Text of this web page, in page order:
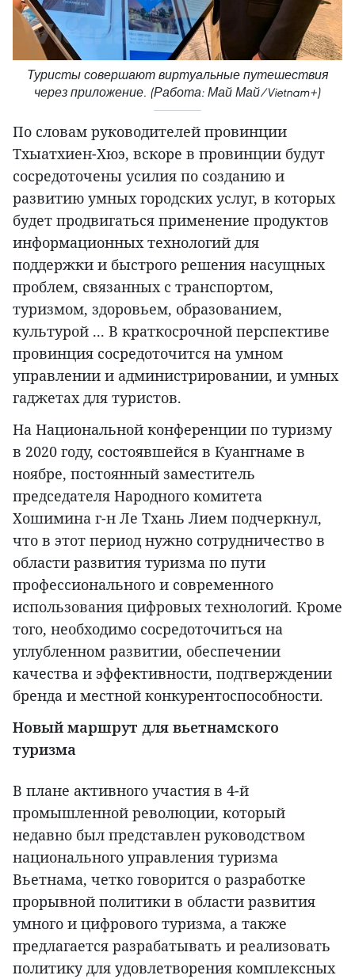
Туристы совершают виртуальные путешествия
через приложение. (Работа: Май Май/Vietnam+)
По словам руководителей провинции
Тхыатхиен-Хюэ, вскоре в провинции будут
сосредоточены усилия по созданию и
развитию умных городских услуг, в которых
будет продвигаться применение продуктов
информационных технологий для
поддержки и быстрого решения насущных
проблем, связанных с транспортом,
туризмом, здоровьем, образованием,
культурой ... В краткосрочной перспективе
провинция сосредоточится на умном
управлении и администрировании, и умных
гаджетах для туристов.
На Национальной конференции по туризму
в 2020 году, состоявшейся в Куангнаме в
ноябре, постоянный заместитель
председателя Народного комитета
Хошимина г-н Ле Тхань Лием подчеркнул,
что в этот период нужно сотрудничество в
области развития туризма по пути
профессионального и современного
использования цифровых технологий. Кроме
того, необходимо сосредоточиться на
углубленном развитии, обеспечении
качества и эффективности, подтверждении
бренда и местной конкурентоспособности.
Новый маршрут для вьетнамского
туризма
В плане активного участия в 4-й
промышленной революции, который
недавно был представлен руководством
национального управления туризма
Вьетнама, четко говорится о разработке
прорывной политики в области развития
умного и цифрового туризма, а также
предлагается разрабатывать и реализовать
политику для удовлетворения комплексных